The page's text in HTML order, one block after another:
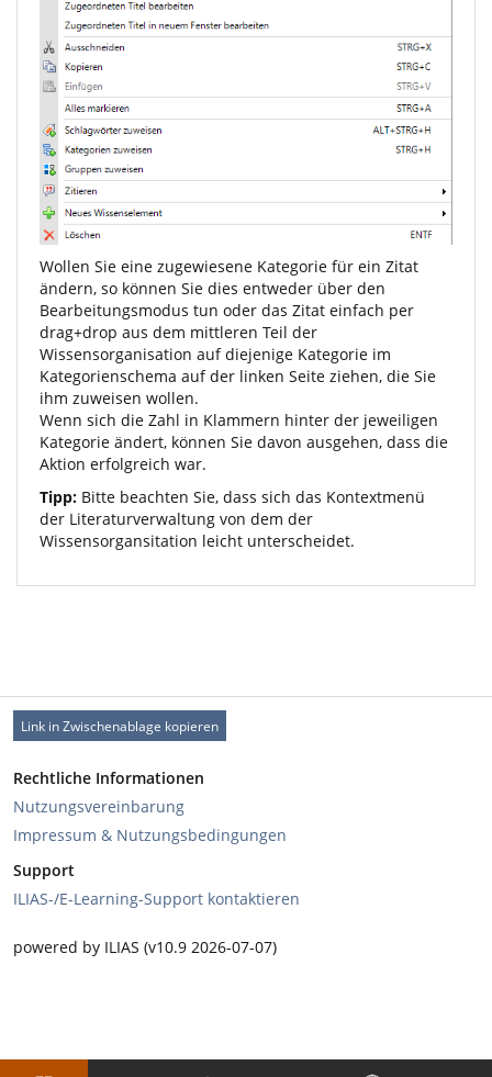
Wollen Sie eine zugewiesene Kategorie für ein Zitat
ändern, so können Sie dies entweder über den
Bearbeitungsmodus tun oder das Zitat einfach per
drag+drop aus dem mittleren Teil der
Wissensorganisation auf diejenige Kategorie im
Kategorienschema auf der linken Seite ziehen, die Sie
ihm zuweisen wollen.
Wenn sich die Zahl in Klammern hinter der jeweiligen
Kategorie ändert, können Sie davon ausgehen, dass die
Aktion erfolgreich war.
Tipp: Bitte beachten Sie, dass sich das Kontextmenü
der Literaturverwaltung von dem der
Wissensorgansitation leicht unterscheidet.
Link in Zwischenablage kopieren
Rechtliche Informationen
Nutzungsvereinbarung
Impressum & Nutzungsbedingungen
Support
ILIAS-/E-Learning-Support kontaktieren
powered by ILIAS (v10.9 2026-07-07)